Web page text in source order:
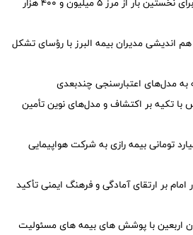
اندیشی مدیران بیمه البرز با رؤسای تشکل
مدل‌های اعتبارسنجی چندبعدی
تکیه بر اکتشاف و مدل‌های نوین تأمین
خسارت ۵۰۰ میلیارد تومانی بیمه رازی به شرکت هواپیمایی
بر ارتقای آمادگی و فرهنگ ایمنی تأکید
اربعین با پوشش های بیمه های مسئولیت